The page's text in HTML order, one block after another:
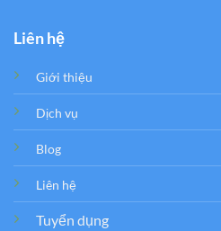
Liên hệ
Giới thiệu
Dịch vụ
Blog
Liên hệ
Tuyển dụng